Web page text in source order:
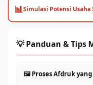
📊Simulasi Potensi Usaha
💡 Panduan & Tips
🖼️ Proses Afdruk